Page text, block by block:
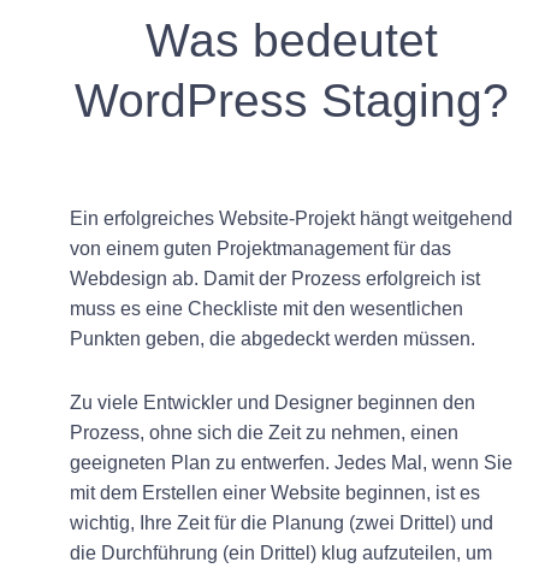
Was bedeutet
WordPress Staging?
Ein erfolgreiches Website-Projekt hängt weitgehend
von einem guten Projektmanagement für das
Webdesign ab. Damit der Prozess erfolgreich ist
muss es eine Checkliste mit den wesentlichen
Punkten geben, die abgedeckt werden müssen.
Zu viele Entwickler und Designer beginnen den
Prozess, ohne sich die Zeit zu nehmen, einen
geeigneten Plan zu entwerfen. Jedes Mal, wenn Sie
mit dem Erstellen einer Website beginnen, ist es
wichtig, Ihre Zeit für die Planung (zwei Drittel) und
die Durchführung (ein Drittel) klug aufzuteilen, um